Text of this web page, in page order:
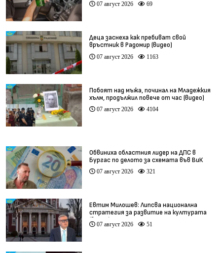
07 август 2026 69
Деца заснеха как пребиват свой
връстник в Радомир (видео)
07 август 2026 1163
Побоят над мъжа, починал на Младежкия
хълм, продължил повече от час (видео)
07 август 2026 4104
Обвиниха областния лидер на ДПС в
Бургас по делото за схемата във ВиК
07 август 2026 321
Евтим Милошев: Липсва национална
стратегия за развитие на културата
(видео)
07 август 2026 51